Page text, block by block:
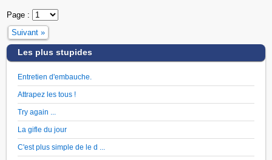
Page :
Suivant »
Les plus stupides
Entretien d'embauche.
Attrapez les tous !
Try again ...
La gifle du jour
C'est plus simple de le d ...